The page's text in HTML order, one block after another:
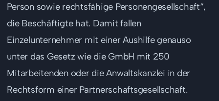
Person sowie rechtsfähige Personengesellschaft“,
die Beschäftigte hat. Damit fallen
Einzelunternehmer mit einer Aushilfe genauso
unter das Gesetz wie die GmbH mit 250
Mitarbeitenden oder die Anwaltskanzlei in der
Rechtsform einer Partnerschaftsgesellschaft.